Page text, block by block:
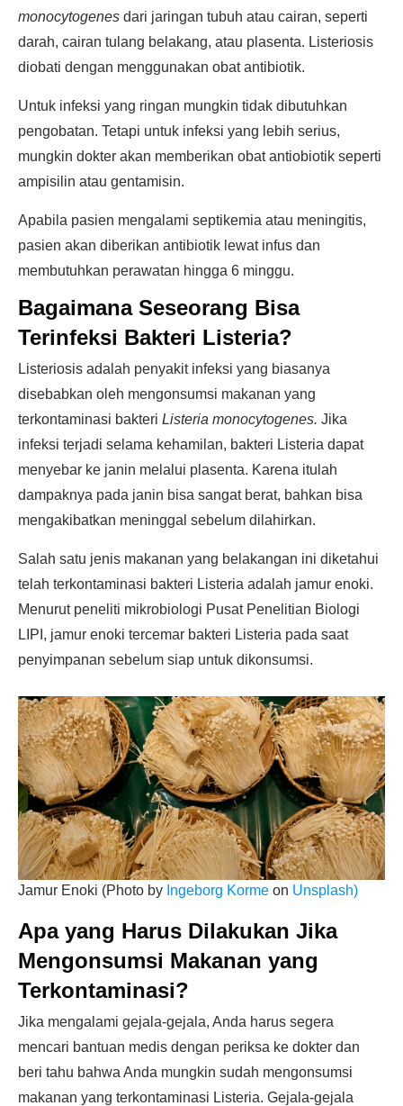
monocytogenes dari jaringan tubuh atau cairan, seperti
darah, cairan tulang belakang, atau plasenta. Listeriosis
diobati dengan menggunakan obat antibiotik.
Untuk infeksi yang ringan mungkin tidak dibutuhkan
pengobatan. Tetapi untuk infeksi yang lebih serius,
mungkin dokter akan memberikan obat antiobiotik seperti
ampisilin atau gentamisin.
Apabila pasien mengalami septikemia atau meningitis,
pasien akan diberikan antibiotik lewat infus dan
membutuhkan perawatan hingga 6 minggu.
Bagaimana Seseorang Bisa
Terinfeksi Bakteri Listeria?
Listeriosis adalah penyakit infeksi yang biasanya
disebabkan oleh mengonsumsi makanan yang
terkontaminasi bakteri Listeria monocytogenes. Jika
infeksi terjadi selama kehamilan, bakteri Listeria dapat
menyebar ke janin melalui plasenta. Karena itulah
dampaknya pada janin bisa sangat berat, bahkan bisa
mengakibatkan meninggal sebelum dilahirkan.
Salah satu jenis makanan yang belakangan ini diketahui
telah terkontaminasi bakteri Listeria adalah jamur enoki.
Menurut peneliti mikrobiologi Pusat Penelitian Biologi
LIPI, jamur enoki tercemar bakteri Listeria pada saat
penyimpanan sebelum siap untuk dikonsumsi.
Jamur Enoki (Photo by Ingeborg Korme on Unsplash)
Apa yang Harus Dilakukan Jika
Mengonsumsi Makanan yang
Terkontaminasi?
Jika mengalami gejala-gejala, Anda harus segera
mencari bantuan medis dengan periksa ke dokter dan
beri tahu bahwa Anda mungkin sudah mengonsumsi
makanan yang terkontaminasi Listeria. Gejala-gejala